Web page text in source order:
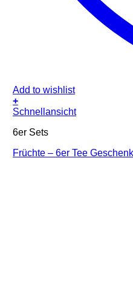
Add to wishlist
+
Schnellansicht
6er Sets
Früchte – 6er Tee